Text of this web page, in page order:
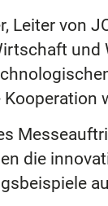
Leiter von
und
Kooperation
die